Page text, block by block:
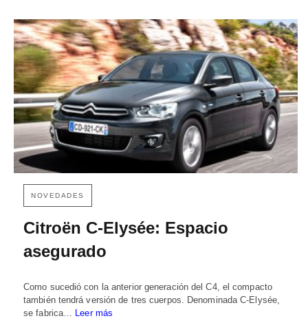
NOVEDADES
Citroën C-Elysée: Espacio
asegurado
Como sucedió con la anterior generación del C4, el compacto
también tendrá versión de tres cuerpos. Denominada C-Elysée,
se fabrica… Leer más